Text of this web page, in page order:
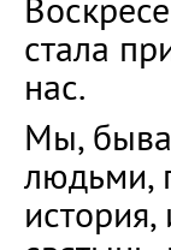
стала
нас.
Мы,
людьми,